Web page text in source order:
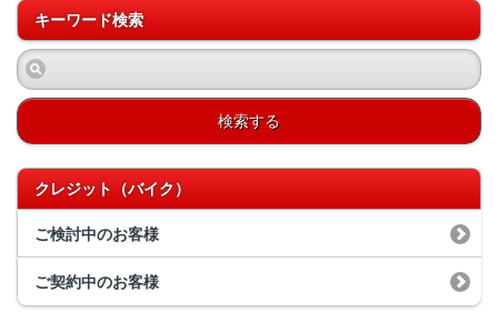
キーワード検索
検索する
クレジット（バイク）
ご検討中のお客様
ご契約中のお客様